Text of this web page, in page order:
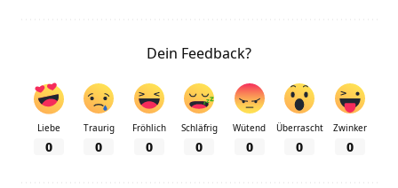
Dein Feedback?
Liebe
0
Traurig
0
Fröhlich
0
Schläfrig
0
Wütend
0
Überrascht
0
Zwinker
0